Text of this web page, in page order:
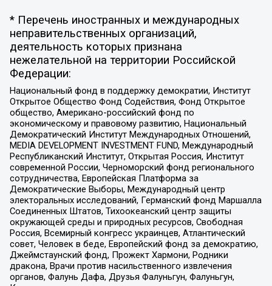
* Перечень иностранных и международных
неправительственных организаций,
деятельность которых признана
нежелательной на территории Российской
Федерации:
Национальный фонд в поддержку демократии, Институт
Открытое Общество Фонд Содействия, Фонд Открытое
общество, Американо-российский фонд по
экономическому и правовому развитию, Национальный
Демократический Институт Международных Отношений,
MEDIA DEVELOPMENT INVESTMENT FUND, Международный
Республиканский Институт, Открытая Россия, Институт
современной России, Черноморский фонд регионального
сотрудничества, Европейская Платформа за
Демократические Выборы, Международный центр
электоральных исследований, Германский фонд Маршалла
Соединенных Штатов, Тихоокеанский центр защиты
окружающей среды и природных ресурсов, Свободная
Россия, Всемирный конгресс украинцев, Атлантический
совет, Человек в беде, Европейский фонд за демократию,
Джеймстаунский фонд, Прожект Хармони, Родники
дракона, Врачи против насильственного извлечения
органов, Фалунь Дафа, Друзья Фалуньгун, Фалуньгун,